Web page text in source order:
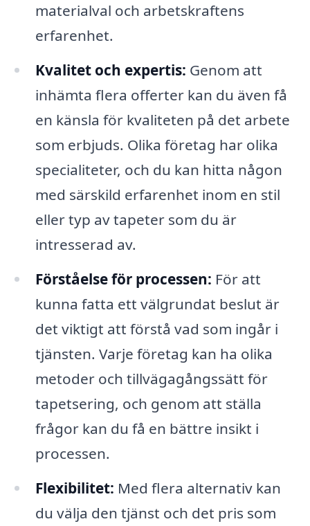
materialval och arbetskraftens
erfarenhet.
Kvalitet och expertis: Genom att
inhämta flera offerter kan du även få
en känsla för kvaliteten på det arbete
som erbjuds. Olika företag har olika
specialiteter, och du kan hitta någon
med särskild erfarenhet inom en stil
eller typ av tapeter som du är
intresserad av.
Förståelse för processen: För att
kunna fatta ett välgrundat beslut är
det viktigt att förstå vad som ingår i
tjänsten. Varje företag kan ha olika
metoder och tillvägagångssätt för
tapetsering, och genom att ställa
frågor kan du få en bättre insikt i
processen.
Flexibilitet: Med flera alternativ kan
du välja den tjänst och det pris som